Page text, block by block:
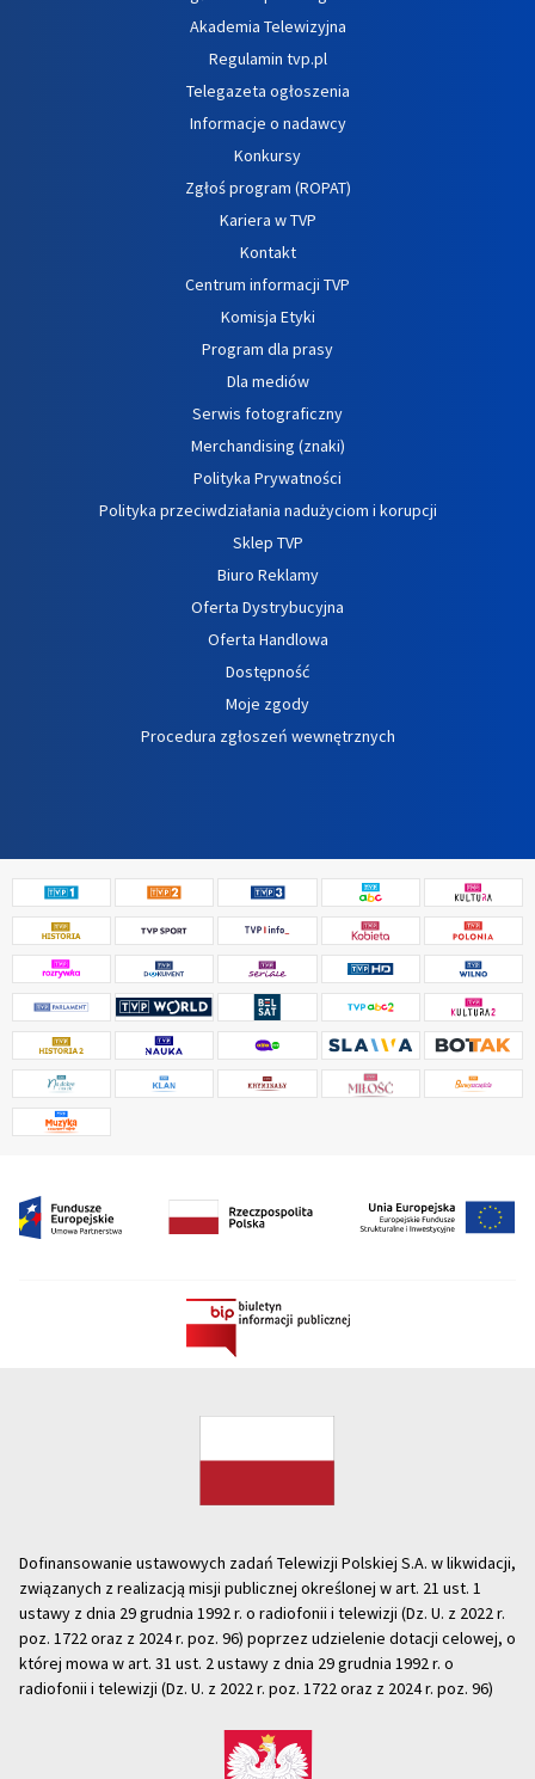
Akademia Telewizyjna
Regulamin tvp.pl
Telegazeta ogłoszenia
Informacje o nadawcy
Konkursy
Zgłoś program (ROPAT)
Kariera w TVP
Kontakt
Centrum informacji TVP
Komisja Etyki
Program dla prasy
Dla mediów
Serwis fotograficzny
Merchandising (znaki)
Polityka Prywatności
Polityka przeciwdziałania nadużyciom i korupcji
Sklep TVP
Biuro Reklamy
Oferta Dystrybucyjna
Oferta Handlowa
Dostępność
Moje zgody
Procedura zgłoszeń wewnętrznych
Dofinansowanie ustawowych zadań Telewizji Polskiej S.A. w likwidacji,
związanych z realizacją misji publicznej określonej w art. 21 ust. 1
ustawy z dnia 29 grudnia 1992 r. o radiofonii i telewizji (Dz. U. z 2022 r.
poz. 1722 oraz z 2024 r. poz. 96) poprzez udzielenie dotacji celowej, o
której mowa w art. 31 ust. 2 ustawy z dnia 29 grudnia 1992 r. o
radiofonii i telewizji (Dz. U. z 2022 r. poz. 1722 oraz z 2024 r. poz. 96)